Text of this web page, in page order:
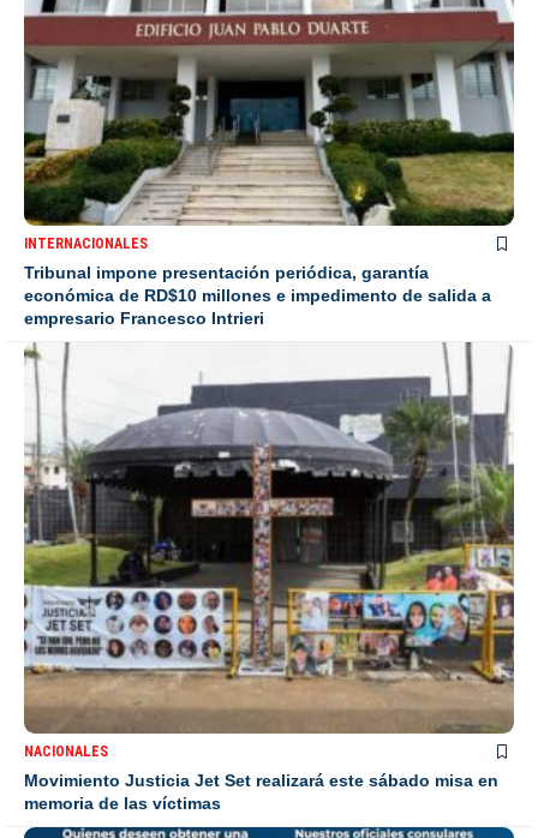
INTERNACIONALES
Tribunal impone presentación periódica, garantía
económica de RD$10 millones e impedimento de salida a
empresario Francesco Intrieri
NACIONALES
Movimiento Justicia Jet Set realizará este sábado misa en
memoria de las víctimas